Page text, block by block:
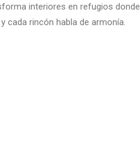
interiores en refugios donde
cada rincón habla de armonía.